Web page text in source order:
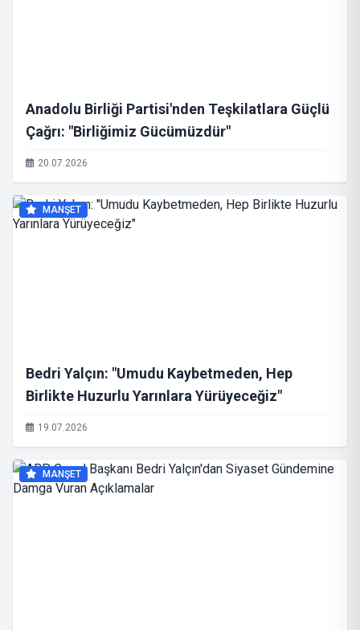
Anadolu Birliği Partisi'nden Teşkilatlara Güçlü
Çağrı: "Birliğimiz Gücümüzdür"
20.07.2026
MANŞET
Bedri Yalçın: "Umudu Kaybetmeden, Hep
Birlikte Huzurlu Yarınlara Yürüyeceğiz"
19.07.2026
MANŞET